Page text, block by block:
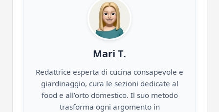
Mari T.
Redattrice esperta di cucina consapevole e
giardinaggio, cura le sezioni dedicate al
food e all’orto domestico. Il suo metodo
trasforma ogni argomento in